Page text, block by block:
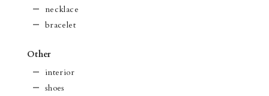
necklace
bracelet
Other
interior
shoes